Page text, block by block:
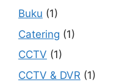
Buku (1)
Catering (1)
CCTV (1)
CCTV & DVR (1)